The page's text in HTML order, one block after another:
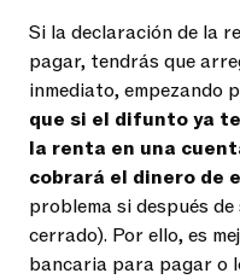
Si la declaración de la
pagar, tendrás que
inmediato, empezando
que si el difunto ya
la renta en una
cobrará el dinero de
problema si después
cerrado). Por ello, es
bancaria para pagar o